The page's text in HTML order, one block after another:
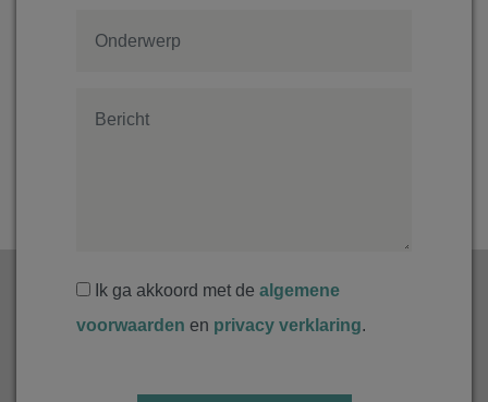
Ik ga akkoord met de algemene
voorwaarden en privacy verklaring.